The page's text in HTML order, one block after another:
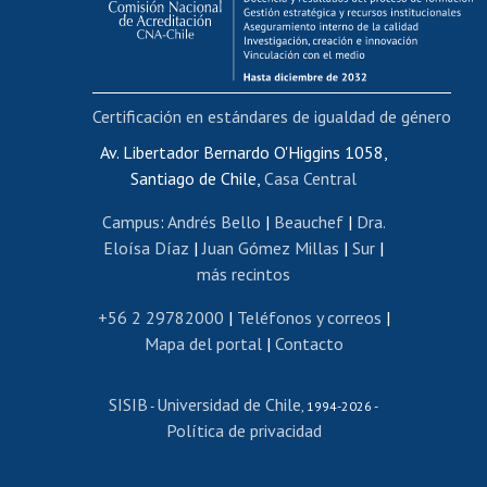
Funcionarias/os
Cursos internos de capacitación
Bienestar del personal
Portal de movilidad interna
Certificado de renta
Certificado de renta honorarios
Editar páginas blancas
Extranjeras/os
Revalidación y reconocimiento de títulos
Postulación al Programa de Movilidad Estudiantil
Cursos de español
Av. Libertador Bernardo O'Higgins 1058,
Santiago de Chile, Casa Central
Campus: Andrés Bello | Beauchef| Dra.
Eloísa Díaz |Juan Gómez Millas | Sur |
más recintos
+56 2 29782000 | Teléfonos y correos |
Mapa del portal| Contacto
SISIB - Universidad de Chile, 1994-2026 -
Política de privacidad
Certificación en estándares de igualdad de género